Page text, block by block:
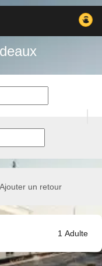
Ajouter un retour
1 Adulte